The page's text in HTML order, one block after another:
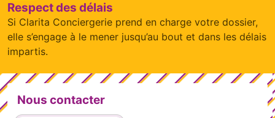
Respect des délais
Si Clarita Conciergerie prend en charge votre dossier,
elle s’engage à le mener jusqu’au bout et dans les délais
impartis.
Nous contacter